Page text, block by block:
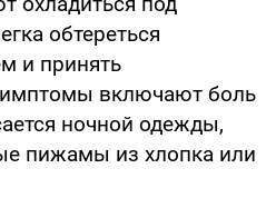
обтереться
и принять
включают боль
ночной одежды,
пижамы из хлопка или